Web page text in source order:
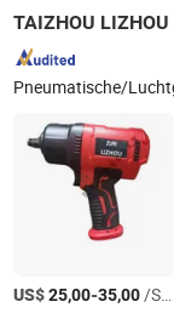
Pneumatisch
Reparatie
TAIZHOU LIZHOU
US$25,00-35,00/Stuk